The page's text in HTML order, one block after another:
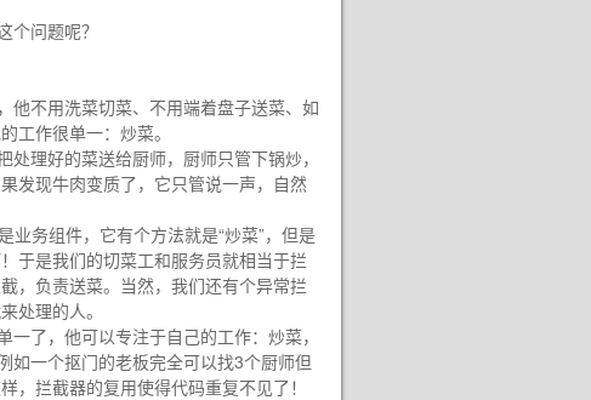
问题呢？
不用洗菜切菜、不用端着盘子送菜、如
工作很单一：炒菜。
理好的菜送给厨师，厨师只管下锅炒，
发现牛肉变质了，它只管说一声，自然
务组件，它有个方法就是“炒菜”，但是
于是我们的切菜工和服务员就相当于拦
，负责送菜。当然，我们还有个异常拦
处理的人。
了，他可以专注于自己的工作：炒菜，
如一个抠门的老板完全可以找3个厨师但
，拦截器的复用使得代码重复不见了！